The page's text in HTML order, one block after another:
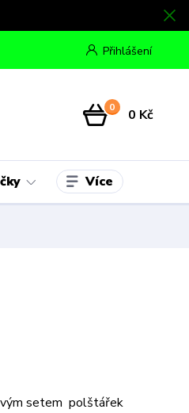
Přihlášení
0 0 Kč
Více
setem polštářek